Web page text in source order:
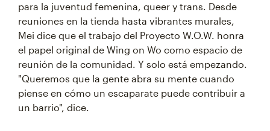
para la juventud femenina, queer y trans. Desde
reuniones en la tienda hasta vibrantes murales,
Mei dice que el trabajo del Proyecto W.O.W. honra
el papel original de Wing on Wo como espacio de
reunión de la comunidad. Y solo está empezando.
"Queremos que la gente abra su mente cuando
piense en cómo un escaparate puede contribuir a
un barrio", dice.